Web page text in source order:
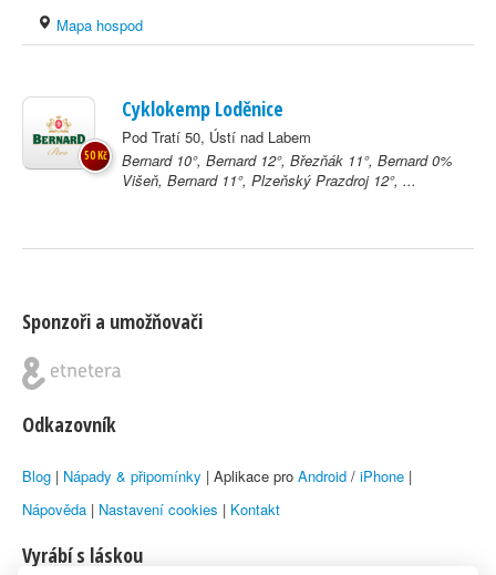
Mapa hospod
Cyklokemp Loděnice
Pod Tratí 50, Ústí nad Labem
Bernard 10°, Bernard 12°, Březňák 11°, Bernard 0%
Višeň, Bernard 11°, Plzeňský Prazdroj 12°, ...
50 Kč
Sponzoři a umožňovači
Odkazovník
Blog | Nápady & připomínky | Aplikace pro Android / iPhone |
Nápověda | Nastavení cookies | Kontakt
Vyrábí s láskou